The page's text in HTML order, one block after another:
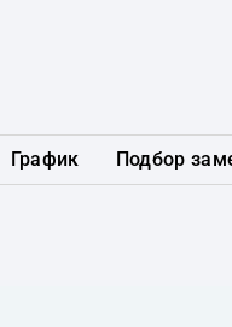
График Подбор